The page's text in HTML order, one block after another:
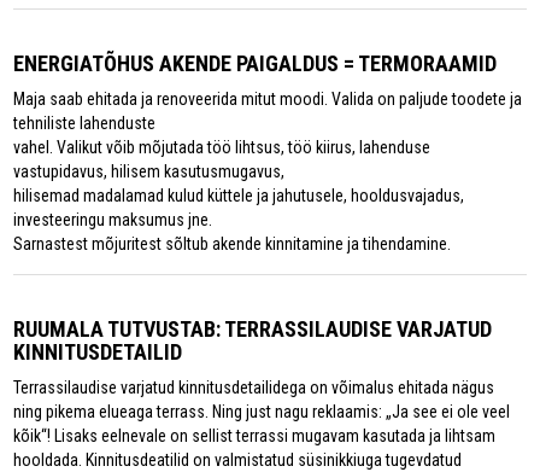
ENERGIATÕHUS AKENDE PAIGALDUS = TERMORAAMID
Maja saab ehitada ja renoveerida mitut moodi. Valida on paljude toodete ja
tehniliste lahenduste
vahel. Valikut võib mõjutada töö lihtsus, töö kiirus, lahenduse
vastupidavus, hilisem kasutusmugavus,
hilisemad madalamad kulud küttele ja jahutusele, hooldusvajadus,
investeeringu maksumus jne.
Sarnastest mõjuritest sõltub akende kinnitamine ja tihendamine.
RUUMALA TUTVUSTAB: TERRASSILAUDISE VARJATUD
KINNITUSDETAILID
Terrassilaudise varjatud kinnitusdetailidega on võimalus ehitada nägus
ning pikema elueaga terrass. Ning just nagu reklaamis: „Ja see ei ole veel
kõik“! Lisaks eelnevale on sellist terrassi mugavam kasutada ja lihtsam
hooldada. Kinnitusdeatilid on valmistatud süsinikkiuga tugevdatud